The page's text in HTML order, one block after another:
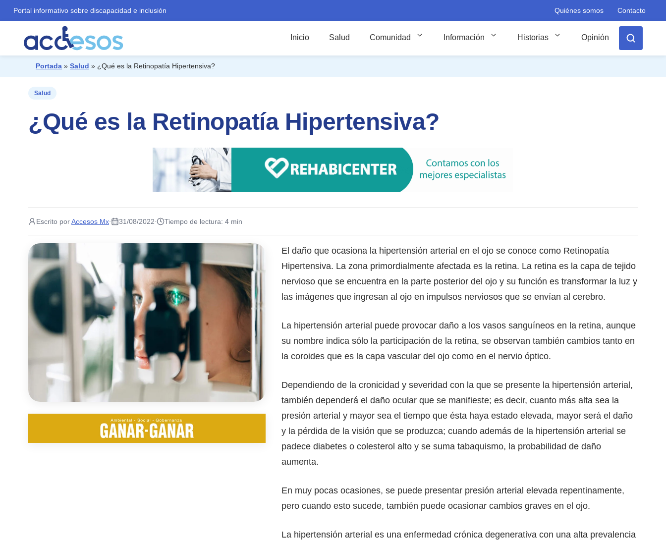
Portal informativo sobre discapacidad e inclusión Quiénes somos Contacto
Inicio Salud Comunidad Información Historias Opinión
¿Qué buscas?
Portada » Salud » ¿Qué es la Retinopatía Hipertensiva?
Salud
¿Qué es la Retinopatía Hipertensiva?
Escrito porAccesos Mx· 31/08/2022· Tiempo de lectura: 4 min
El daño que ocasiona la hipertensión arterial en el ojo se conoce como Retinopatía
Hipertensiva. La zona primordialmente afectada es la retina. La retina es la capa de tejido
nervioso que se encuentra en la parte posterior del ojo y su función es transformar la luz y
las imágenes que ingresan al ojo en impulsos nerviosos que se envían al cerebro.
La hipertensión arterial puede provocar daño a los vasos sanguíneos en la retina, aunque
su nombre indica sólo la participación de la retina, se observan también cambios tanto en
la coroides que es la capa vascular del ojo como en el nervio óptico.
Dependiendo de la cronicidad y severidad con la que se presente la hipertensión arterial,
también dependerá el daño ocular que se manifieste; es decir, cuanto más alta sea la
presión arterial y mayor sea el tiempo que ésta haya estado elevada, mayor será el daño
y la pérdida de la visión que se produzca; cuando además de la hipertensión arterial se
padece diabetes o colesterol alto y se suma tabaquismo, la probabilidad de daño
aumenta.
En muy pocas ocasiones, se puede presentar presión arterial elevada repentinamente,
pero cuando esto sucede, también puede ocasionar cambios graves en el ojo.
La hipertensión arterial es una enfermedad crónica degenerativa con una alta prevalencia